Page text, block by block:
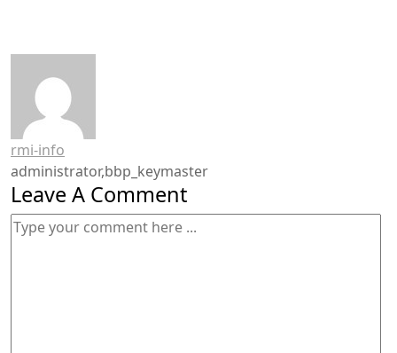
rmi-info
administrator,bbp_keymaster
Leave A Comment